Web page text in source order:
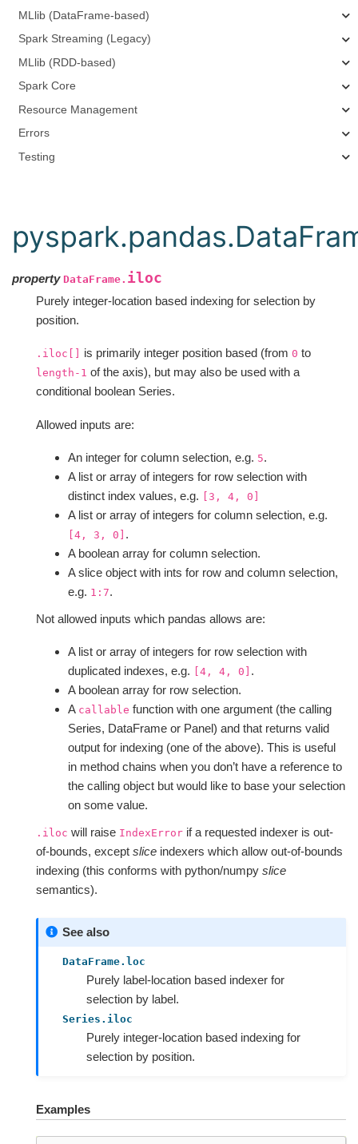
MLlib (DataFrame-based)
Spark Streaming (Legacy)
MLlib (RDD-based)
Spark Core
Resource Management
Errors
Testing
property DataFrame. iloc
Purely integer-location based indexing for selection by
position.
.iloc[] is primarily integer position based (from 0 to
length-1 of the axis), but may also be used with a
conditional boolean Series.
Allowed inputs are:
An integer for column selection, e.g. 5.
A list or array of integers for row selection with
distinct index values, e.g.
[3, 4, 0]
A list or array of integers for column selection, e.g.
[4, 3, 0] .
A boolean array for column selection.
A slice object with ints for row and column selection,
e.g. 1:7.
Not allowed inputs which pandas allows are:
A list or array of integers for row selection with
duplicated indexes, e.g.
[4, 4, 0] .
A boolean array for row selection.
A callable function with one argument (the calling
Series, DataFrame or Panel) and that returns valid
output for indexing (one of the above). This is useful
in method chains when you don’t have a reference to
the calling object but would like to base your selection
on some value.
.iloc will raise IndexError if a requested indexer is out-
of-bounds, except slice indexers which allow out-of-bounds
indexing (this conforms with python/numpy slice
semantics).
See also
DataFrame.loc
Purely label-location based indexer for
selection by label.
Series.iloc
Purely integer-location based indexing for
selection by position.
Examples